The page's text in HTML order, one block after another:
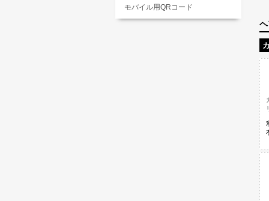
モバイル用QRコード